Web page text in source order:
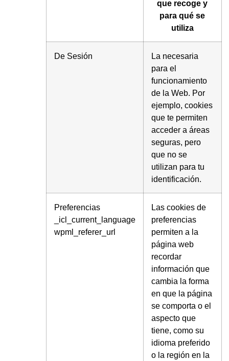
que recoge y
para qué se
utiliza
De Sesión
La necesaria
para el
funcionamiento
de la Web. Por
ejemplo, cookies
que te permiten
acceder a áreas
seguras, pero
que no se
utilizan para tu
identificación.
Preferencias
_icl_current_language
wpml_referer_url
Las cookies de
preferencias
permiten a la
página web
recordar
información que
cambia la forma
en que la página
se comporta o el
aspecto que
tiene, como su
idioma preferido
o la región en la